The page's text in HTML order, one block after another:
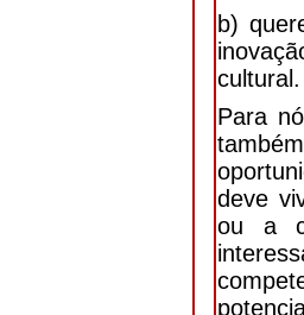
b)
cultural.
Para
deve
ou a